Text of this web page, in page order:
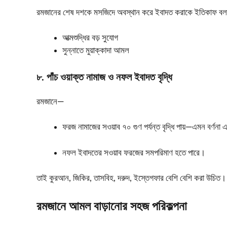
রমজানের শেষ দশকে মসজিদে অবস্থান করে ইবাদত করাকে ইতিকাফ
আত্মশুদ্ধির বড় সুযোগ
সুন্নাতে মুয়াক্কাদা আমল
৮️. পাঁচ ওয়াক্ত নামাজ ও নফল ইবাদত বৃদ্ধি
রমজানে—
ফরজ নামাজের সওয়াব ৭০ গুণ পর্যন্ত বৃদ্ধি পায়—এমন বর্ণনা
নফল ইবাদতের সওয়াব ফরজের সমপরিমাণ হতে পারে।
তাই কুরআন, জিকির, তাসবিহ, দরুদ, ইস্তেগফার বেশি বেশি করা উচিত।
রমজানে আমল বাড়ানোর সহজ পরিকল্পনা